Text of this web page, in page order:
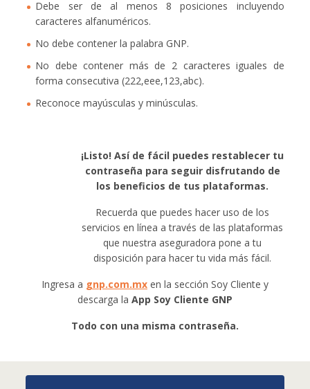
Debe ser de al menos 8 posiciones incluyendo
caracteres alfanuméricos.
No debe contener la palabra GNP.
No debe contener más de 2 caracteres iguales de
forma consecutiva (222,eee,123,abc).
Reconoce mayúsculas y minúsculas.
¡Listo! Así de fácil puedes restablecer tu
contraseña para seguir disfrutando de
los beneficios de tus plataformas.
Recuerda que puedes hacer uso de los
servicios en línea a través de las plataformas
que nuestra aseguradora pone a tu
disposición para hacer tu vida más fácil.
Ingresa a gnp.com.mxen la sección Soy Cliente y
descarga la App Soy Cliente GNP
Todo con una misma contraseña.